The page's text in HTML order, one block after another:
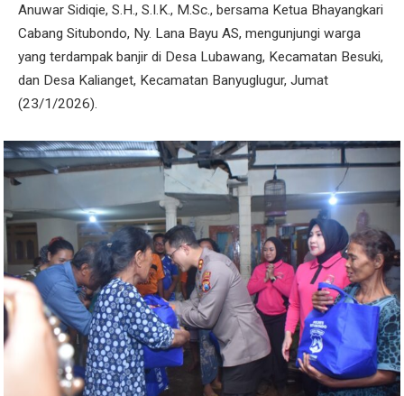
Anuwar Sidiqie, S.H., S.I.K., M.Sc., bersama Ketua Bhayangkari
Cabang Situbondo, Ny. Lana Bayu AS, mengunjungi warga
yang terdampak banjir di Desa Lubawang, Kecamatan Besuki,
dan Desa Kalianget, Kecamatan Banyuglugur, Jumat
(23/1/2026).